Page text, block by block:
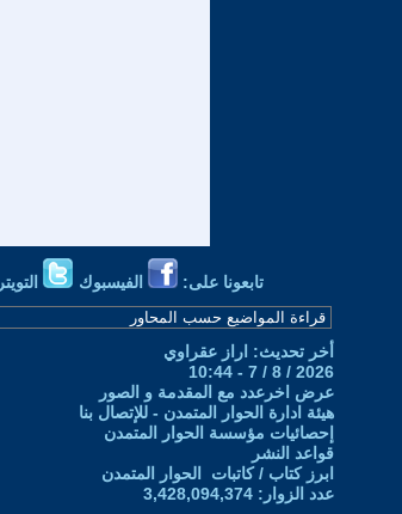
تابعونا على: الفيسبوك التويتر
أخر تحديث: اراز عقراوي
2026 / 8 / 7 - 10:44
عرض اخرعدد مع المقدمة و الصور
هيئة ادارة الحوار المتمدن - للإتصال بنا
إحصائيات مؤسسة الحوار المتمدن
قواعد النشر
ابرز كتاب / كاتبات الحوار المتمدن
عدد الزوار: 3,428,094,374